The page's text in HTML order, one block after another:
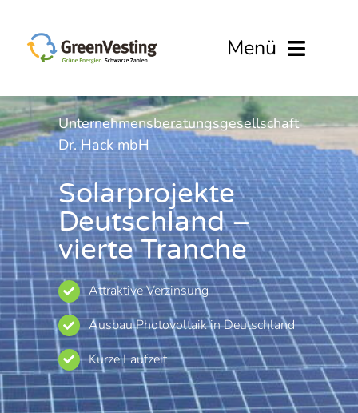
Inhalt
springen
Menü
Investments
Geld anlegen
Projektfinanzierung
Bonus
Anmelden
Registrieren
Unternehmensberatungsgesellschaft
Dr. Hack mbH
Solarprojekte
Deutschland –
vierte Tranche
Attraktive Verzinsung
Ausbau Photovoltaik in Deutschland
Kurze Laufzeit